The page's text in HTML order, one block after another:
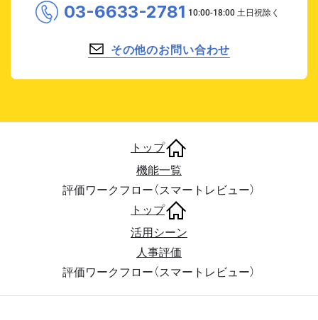
03-6633-2781
その他のお問い合わせ
トップ
機能一覧
評価ワークフロー（スマートレビュー）
トップ
活用シーン
人事評価
評価ワークフロー（スマートレビュー）